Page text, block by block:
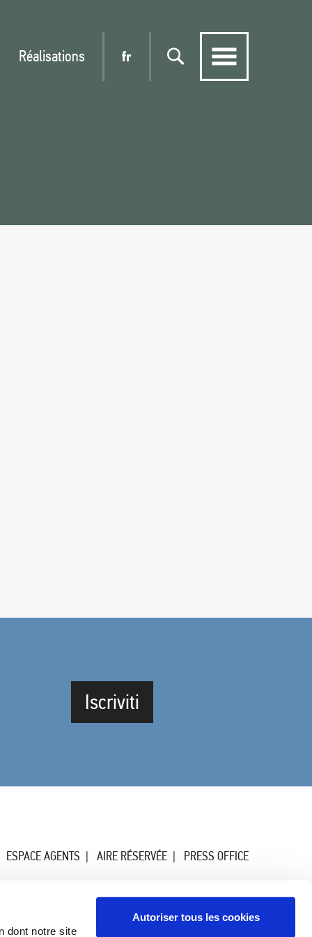
dont notre site
Autoriser tous les cookies
Réalisations fr
Iscriviti
ESPACE AGENTS AIRE RÉSERVÉE PRESS OFFICE